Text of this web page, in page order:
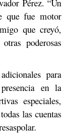
Pérez. “Un
que fue motor
que creyó,
poderosas
para
en la
especiales,
las cuentas